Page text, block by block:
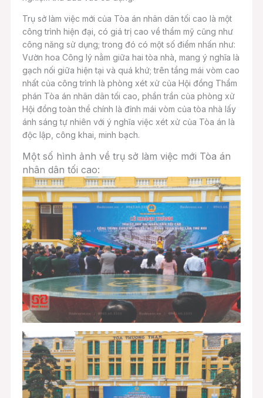
Trụ sở làm việc mới của Tòa án nhân dân tối cao là một
công trình hiện đại, có giá trị cao về thẩm mỹ cũng như
công năng sử dụng; trong đó có một số điểm nhấn như:
Vườn hoa Công lý nằm giữa hai tòa nhà, mang ý nghĩa là
gạch nối giữa hiện tại và quá khứ; trên tầng mái vòm cao
nhất của công trình là phòng xét xử của Hội đồng Thẩm
phán Tòa án nhân dân tối cao, phần trần của phòng xử
Hội đồng toàn thể chính là đỉnh mái vòm của tòa nhà lấy
ánh sáng tự nhiên với ý nghĩa việc xét xử của Tòa án là
độc lập, công khai, minh bạch.
Một số hình ảnh về trụ sở làm việc mới Tòa án
nhân dân tối cao: